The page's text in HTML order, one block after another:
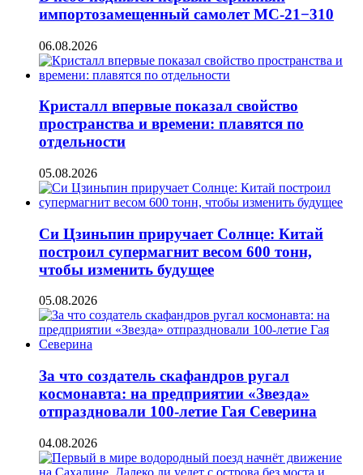
импортозамещенный самолет МС-21−310
06.08.2026
Кристалл впервые показал свойство
пространства и времени: плавятся по
отдельности
05.08.2026
Си Цзиньпин приручает Солнце: Китай
построил супермагнит весом 600 тонн,
чтобы изменить будущее
05.08.2026
За что создатель скафандров ругал
космонавта: на предприятии «Звезда»
отпраздновали 100-летие Гая Северина
04.08.2026